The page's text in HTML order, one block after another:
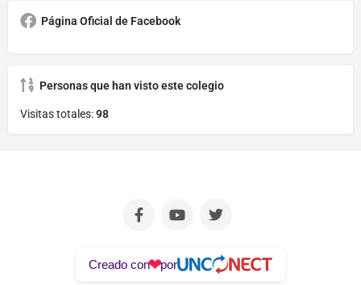
Página Oficial de Facebook
Personas que han visto este colegio
Visitas totales:98
Creado con❤por